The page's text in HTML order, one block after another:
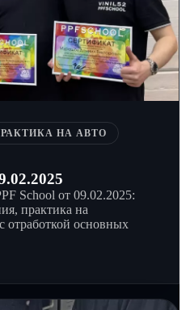
НА АВТО
School от 09.02.2025:
практика на
отработкой основных